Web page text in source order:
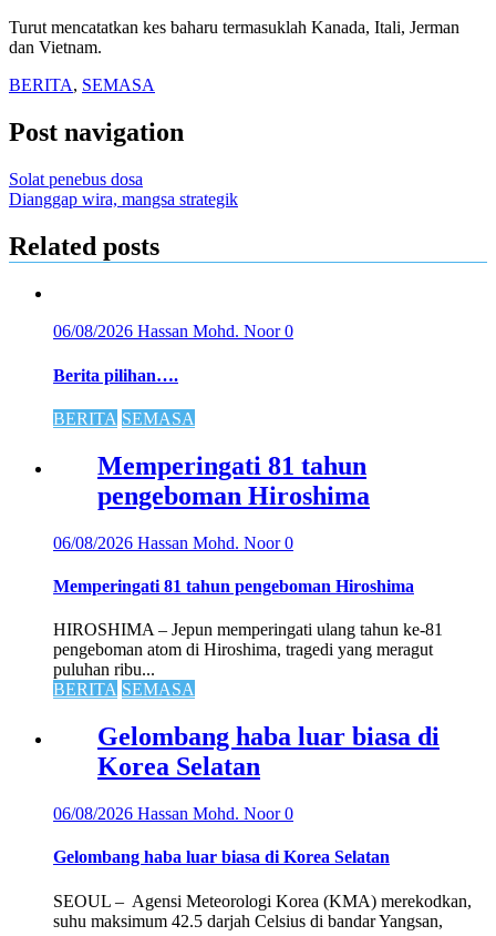
Turut mencatatkan kes baharu termasuklah Kanada, Itali, Jerman
dan Vietnam.
BERITA, SEMASA
Post navigation
Solat penebus dosa
Dianggap wira, mangsa strategik
Related posts
06/08/2026 Hassan Mohd. Noor0
Berita pilihan….
BERITA SEMASA
Memperingati 81 tahun
pengeboman Hiroshima
06/08/2026 Hassan Mohd. Noor0
Memperingati 81 tahun pengeboman Hiroshima
HIROSHIMA – Jepun memperingati ulang tahun ke-81
pengeboman atom di Hiroshima, tragedi yang meragut
puluhan ribu...
BERITA SEMASA
Gelombang haba luar biasa di
Korea Selatan
06/08/2026 Hassan Mohd. Noor0
Gelombang haba luar biasa di Korea Selatan
SEOUL – Agensi Meteorologi Korea (KMA) merekodkan,
suhu maksimum 42.5 darjah Celsius di bandar Yangsan,